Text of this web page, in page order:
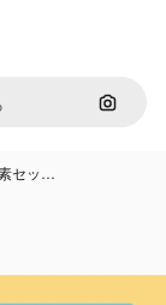
画像で
セッ…